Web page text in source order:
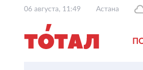
06 августа, 11:49 Астана